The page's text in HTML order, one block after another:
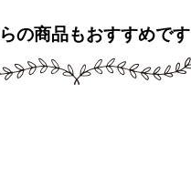
の商品もおすすめです